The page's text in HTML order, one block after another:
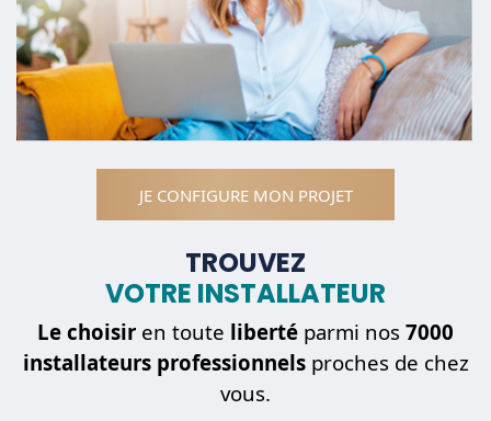
JE CONFIGURE MON PROJET
TROUVEZ
VOTRE INSTALLATEUR
Le choisir en toute liberté parmi nos 7000
installateurs professionnelsproches de chez
vous.